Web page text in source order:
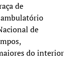
de
ambulatório
de
do interior